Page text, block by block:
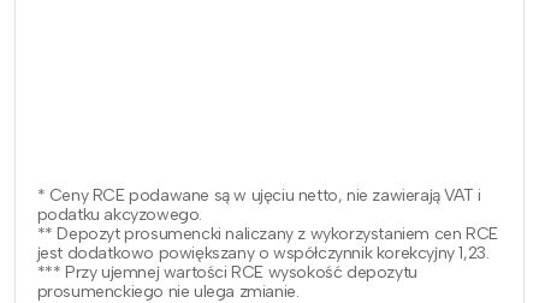
* Ceny RCE podawane są w ujęciu netto, nie zawierają VAT i
podatku akcyzowego.
** Depozyt prosumencki naliczany z wykorzystaniem cen RCE
jest dodatkowo powiększany o współczynnik korekcyjny 1,23.
*** Przy ujemnej wartości RCE wysokość depozytu
prosumenckiego nie ulega zmianie.